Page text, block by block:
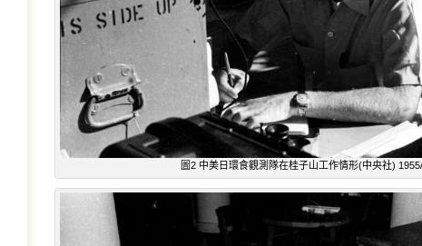
圖2 中美日環食觀測隊在桂子山工作情形(中央社)